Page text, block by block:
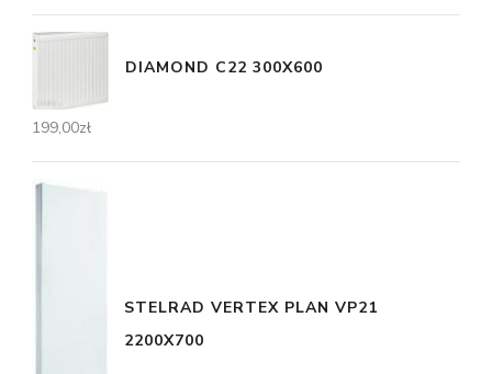
DIAMOND C22 300X600
199,00zł
STELRAD VERTEX PLAN VP21
2200X700